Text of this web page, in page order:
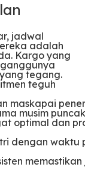
jadwal
adalah
Kargo yang
tegang.
teguh
maskapai
musim
optimal dan
dengan